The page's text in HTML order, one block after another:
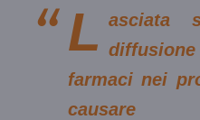
L asciata
farmaci nei